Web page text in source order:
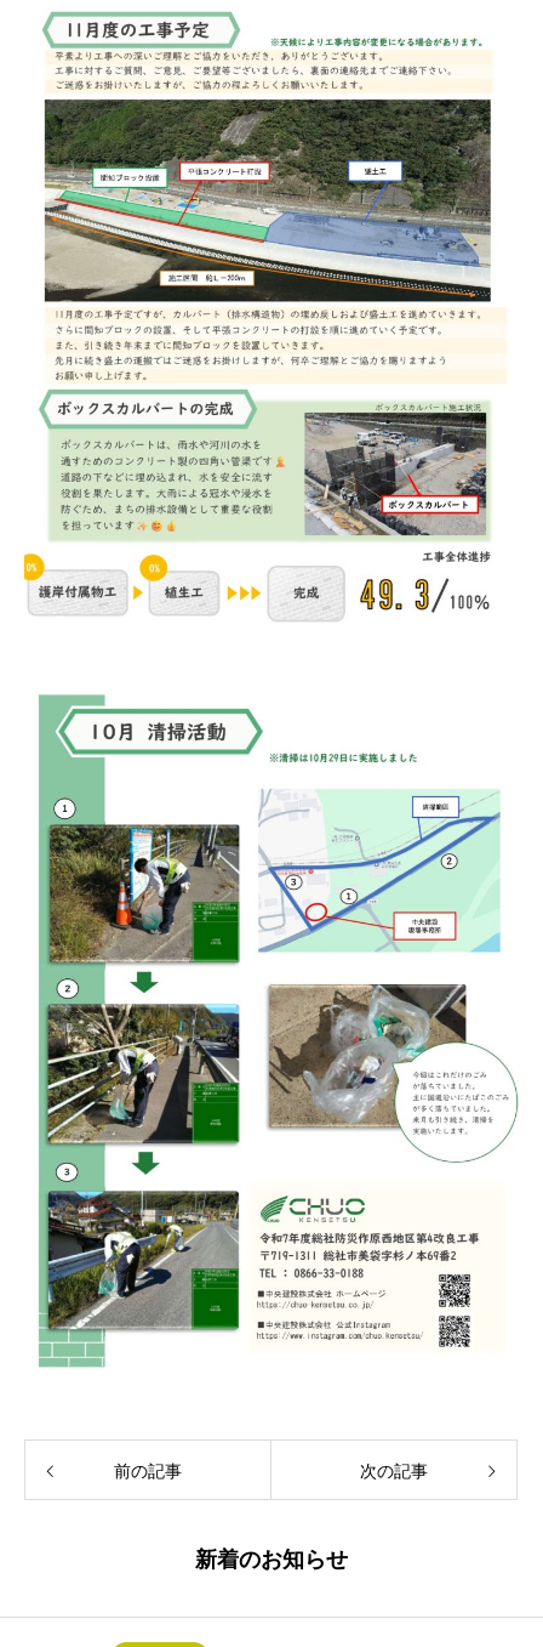
前の記事 次の記事
新着のお知らせ